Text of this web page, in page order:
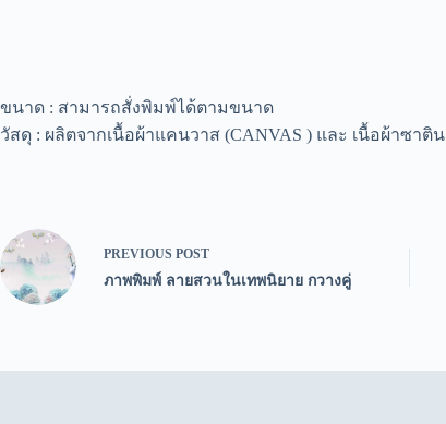
ขนาด : สามารถสั่งพิมพ์ได้ตามขนาด
วัสดุ : ผลิตจากเนื้อผ้าแคนวาส (CANVAS ) และ เนื้อผ้าซาติน
PREVIOUS POST
ภาพพิมพ์ ลายสวนในเทพนิยาย กวางคู่